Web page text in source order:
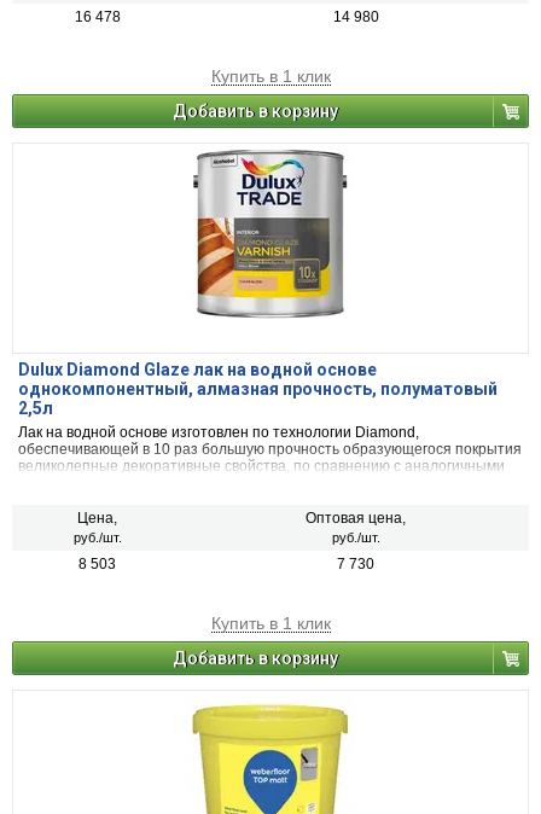
16 478 14 980
Купить в 1 клик
Добавить в корзину
Dulux Diamond Glaze лак на водной основе
однокомпонентный, алмазная прочность, полуматовый
2,5л
Лак на водной основе изготовлен по технологии Diamond,
обеспечивающей в 10 раз большую прочность образующегося покрытия
великолепные декоративные свойства, по сравнению с аналогичными
естественную красоту древесины. Лакированная поверхность устойчива
к большинству бытовых химикатов, спиртам и горячей воде. Легко
Цена,
руб./шт.
Оптовая цена,
руб./шт.
8 503 7 730
Купить в 1 клик
Добавить в корзину